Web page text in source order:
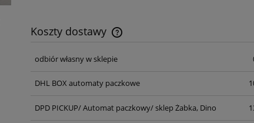
Koszty dostawy
Cena nie zawiera ewentualnych
odbiór własny w sklepie
DHL BOX automaty paczkowe
DPD PICKUP/ Automat paczkowy/ sklep Żabka, Dino